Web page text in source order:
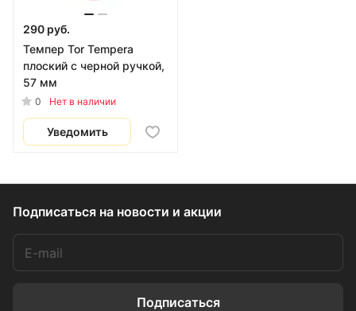
290 руб.
Темпер Tor Tempera
плоский с черной ручкой,
57 мм
0 Нет в наличии
Уведомить
Подписаться на новости и акции
Подписаться